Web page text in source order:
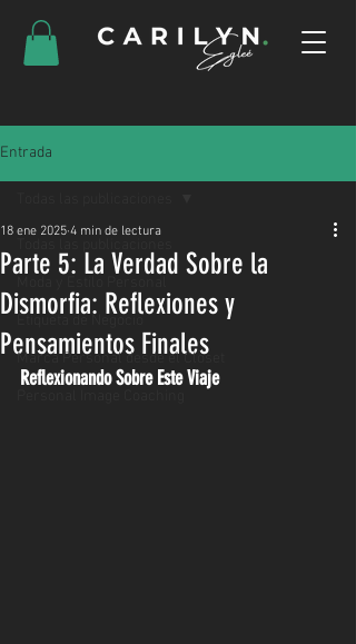
Entrada
Etiqueta de Negocio
Marca Personal desde el Closet
Parte 5: La Verdad Sobre la
Dismorfia: Reflexiones y
Pensamientos Finales
18 ene 2025 4 min de lectura
Reflexionando Sobre Este Viaje